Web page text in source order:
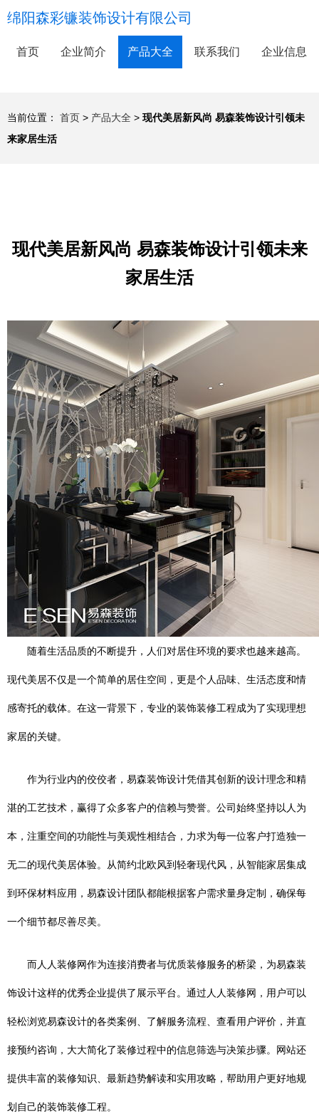
绵阳森彩镰装饰设计有限公司
首页 企业简介 产品大全 联系我们 企业信息
当前位置： 首页 > 产品大全 > 现代美居新风尚 易森装饰设计引领未
来家居生活
现代美居新风尚 易森装饰设计引领未来
家居生活
随着生活品质的不断提升，人们对居住环境的要求也越来越高。
现代美居不仅是一个简单的居住空间，更是个人品味、生活态度和情
感寄托的载体。在这一背景下，专业的装饰装修工程成为了实现理想
家居的关键。
作为行业内的佼佼者，易森装饰设计凭借其创新的设计理念和精
湛的工艺技术，赢得了众多客户的信赖与赞誉。公司始终坚持以人为
本，注重空间的功能性与美观性相结合，力求为每一位客户打造独一
无二的现代美居体验。从简约北欧风到轻奢现代风，从智能家居集成
到环保材料应用，易森设计团队都能根据客户需求量身定制，确保每
一个细节都尽善尽美。
而人人装修网作为连接消费者与优质装修服务的桥梁，为易森装
饰设计这样的优秀企业提供了展示平台。通过人人装修网，用户可以
轻松浏览易森设计的各类案例、了解服务流程、查看用户评价，并直
接预约咨询，大大简化了装修过程中的信息筛选与决策步骤。网站还
提供丰富的装修知识、最新趋势解读和实用攻略，帮助用户更好地规
划自己的装饰装修工程。